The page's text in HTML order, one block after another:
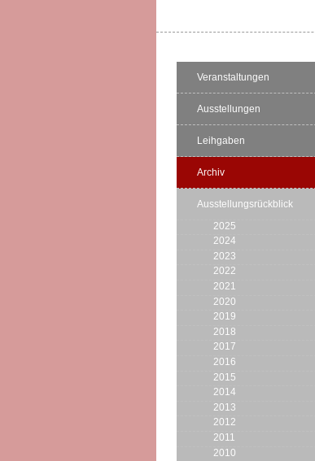
Veranstaltungen
Ausstellungen
Leihgaben
Archiv
Ausstellungsrückblick
2025
2024
2023
2022
2021
2020
2019
2018
2017
2016
2015
2014
2013
2012
2011
2010